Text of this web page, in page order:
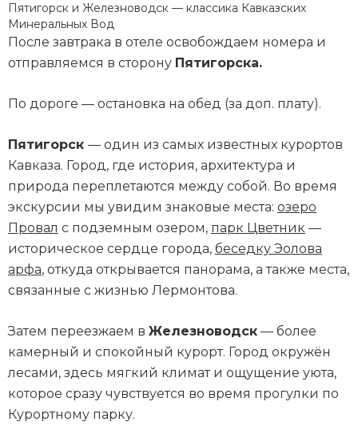
Пятигорск и Железноводск — классика Кавказских
Минеральных Вод
После завтрака в отеле освобождаем номера и
отправляемся в сторону Пятигорска.
По дороге — остановка на обед (за доп. плату).
Пятигорск — один из самых известных курортов
Кавказа. Город, где история, архитектура и
природа переплетаются между собой. Во время
экскурсии мы увидим знаковые места: озеро
Провал с подземным озером, парк Цветник —
историческое сердце города, беседку Эолова
арфа, откуда открывается панорама, а также места,
связанные с жизнью Лермонтова.
Затем переезжаем в Железноводск — более
камерный и спокойный курорт. Город окружён
лесами, здесь мягкий климат и ощущение уюта,
которое сразу чувствуется во время прогулки по
Курортному парку.